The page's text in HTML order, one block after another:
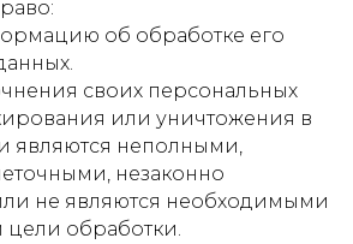
об обработке его
своих персональных
или уничтожения в
являются неполными,
незаконно
не являются необходимыми
цели обработки.